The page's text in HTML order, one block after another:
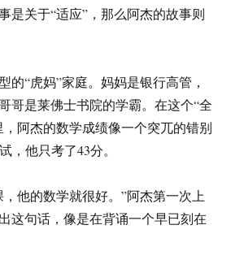
是关于“适应”，那么阿杰的故事则
的“虎妈”家庭。妈妈是银行高管，
哥是莱佛士书院的学霸。在这个“全
，阿杰的数学成绩像一个突兀的错别
他只考了43分。
他的数学就很好。”阿杰第一次上
这句话，像是在背诵一个早已刻在